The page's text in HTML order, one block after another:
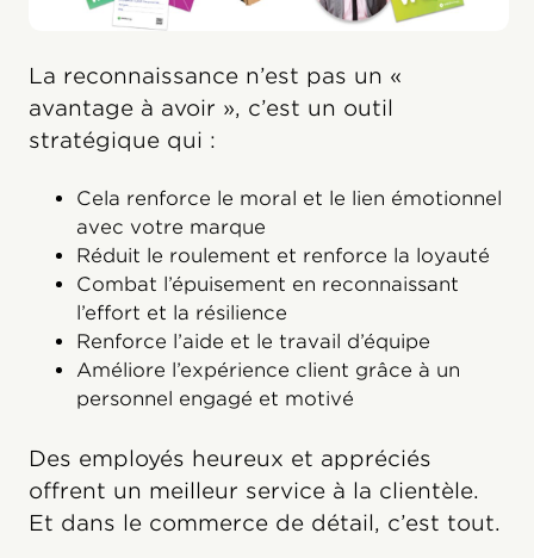
La reconnaissance n’est pas un «
avantage à avoir », c’est un outil
stratégique qui :
Cela renforce le moral et le lien émotionnel
avec votre marque
Réduit le roulement et renforce la loyauté
Combat l’épuisement en reconnaissant
l’effort et la résilience
Renforce l’aide et le travail d’équipe
Améliore l’expérience client grâce à un
personnel engagé et motivé
Des employés heureux et appréciés
offrent un meilleur service à la clientèle.
Et dans le commerce de détail, c’est tout.